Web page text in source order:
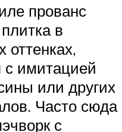
прованс
в
оттенках,
с имитацией
или других
Часто сюда
с